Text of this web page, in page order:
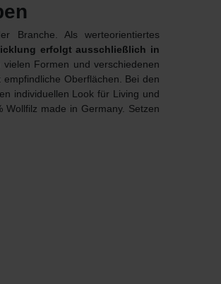
Branche. Als werteorientiertes
erfolgt ausschließlich in
Formen und verschiedenen
Oberflächen. Bei den
individuellen Look für Living und
made in Germany. Setzen